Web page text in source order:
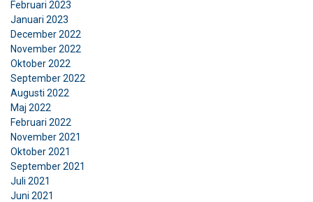
Februari 2023
Januari 2023
December 2022
November 2022
Oktober 2022
September 2022
Augusti 2022
Maj 2022
Februari 2022
November 2021
Oktober 2021
September 2021
Juli 2021
Juni 2021
Denna webbplats använder
cookies
Vi använder cookies för att anpassa innehåll,
annonser och för att analysera vår trafik. Vi
delar också information om din användning av
vår webbplats med våra reklam- och
analyspartners som kan kombinera den med
annan information som du har tillhandahållit
dem eller som de har samlat in från din